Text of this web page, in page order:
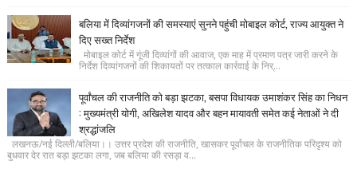
बलिया में दिव्यांगजनों की समस्याएं सुनने पहुंची मोबाइल कोर्ट, राज्य आयुक्त ने
दिए सख्त निर्देश
मोबाइल कोर्ट में गूंजी दिव्यांगों की आवाज, एक माह में प्रमाण पत्र जारी करने के
निर्देश दिव्यांगजनों की शिकायतों पर तत्काल कार्रवाई के निर्...
पूर्वांचल की राजनीति को बड़ा झटका, बसपा विधायक उमाशंकर सिंह का निधन
: मुख्यमंत्री योगी, अखिलेश यादव और बहन मायावती समेत कई नेताओं ने दी
श्रद्धांजलि
लखनऊ/नई दिल्ली/बलिया।। उत्तर प्रदेश की राजनीति, खासकर पूर्वांचल के राजनीतिक परिदृश्य को
बुधवार देर रात बड़ा झटका लगा, जब बलिया की रसड़ा व...